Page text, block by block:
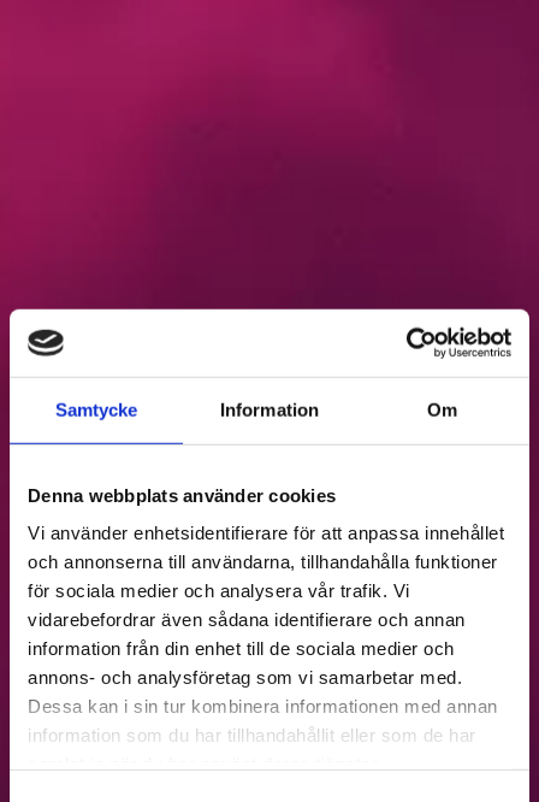
Samtycke Information Om
Denna webbplats använder cookies
Vi använder enhetsidentifierare för att anpassa innehållet
och annonserna till användarna, tillhandahålla funktioner
för sociala medier och analysera vår trafik. Vi
vidarebefordrar även sådana identifierare och annan
information från din enhet till de sociala medier och
annons- och analysföretag som vi samarbetar med.
Dessa kan i sin tur kombinera informationen med annan
information som du har tillhandahållit eller som de har